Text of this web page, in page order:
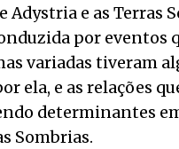
Adystria e as Terras
por eventos
variadas tiveram
ela, e as relações
determinantes
Sombrias.